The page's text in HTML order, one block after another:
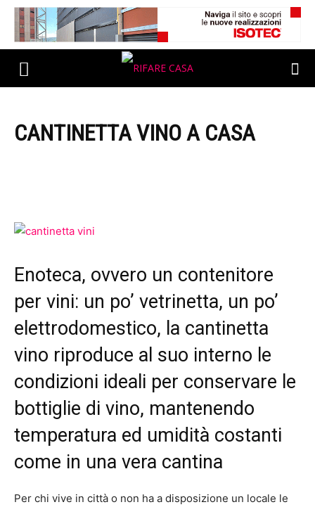
CANTINETTA VINO A CASA
Enoteca, ovvero un contenitore
per vini: un po’ vetrinetta, un po’
elettrodomestico, la cantinetta
vino riproduce al suo interno le
condizioni ideali per conservare le
bottiglie di vino, mantenendo
temperatura ed umidità costanti
come in una vera cantina
Per chi vive in città o non ha a disposizione un locale le